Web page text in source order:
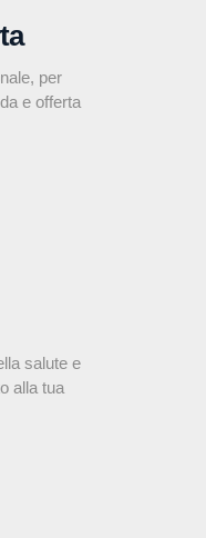
per
e offerta
salute e
alla tua